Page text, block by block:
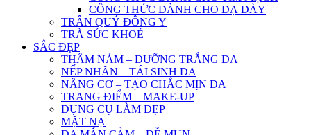
CÔNG THỨC DÀNH CHO DẠ DÀY
TRÂN QUÝ ĐÔNG Y
TRÀ SỨC KHOẺ
SẮC ĐẸP
THÂM NÁM – DƯỠNG TRẮNG DA
NẾP NHĂN – TÁI SINH DA
NÂNG CƠ – TẠO CHẮC MỊN DA
TRANG ĐIỂM – MAKE-UP
DỤNG CỤ LÀM ĐẸP
MẶT NẠ